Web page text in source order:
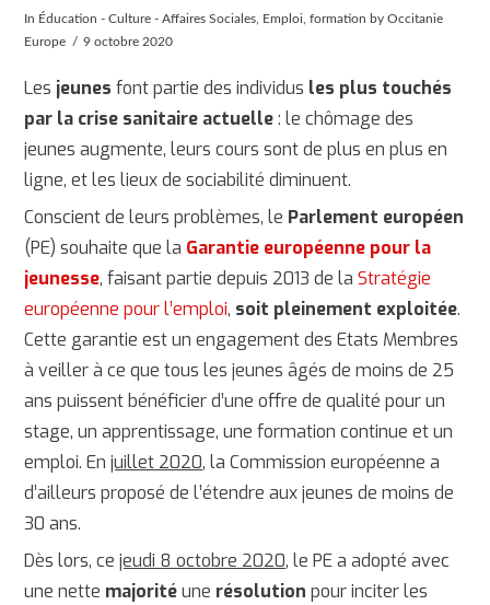
In Éducation - Culture - Affaires Sociales Emploi ,formation by Occitanie
Europe
9 octobre 2020
Les jeunes font partie des individus les plus touchés
par la crise sanitaire actuelle: le chômage des
jeunes augmente, leurs cours sont de plus en plus en
ligne, et les lieux de sociabilité diminuent.
Conscient de leurs problèmes, le Parlement européen
(PE) souhaite que la Garantie européenne pour la
jeunesse, faisant partie depuis 2013 de laStratégie
européenne pour l’emploi, soit pleinement exploitée.
Cette garantie est un engagement des Etats Membres
à veiller à ce que tous les jeunes âgés de moins de 25
ans puissent bénéficier d’une offre de qualité pour un
stage, un apprentissage, une formation continue et un
emploi. Enjuillet 2020, la Commission européenne a
d’ailleurs proposé de l’étendre aux jeunes de moins de
30 ans.
Dès lors, cejeudi 8 octobre 2020, le PE a adopté avec
une nette majoritéune résolution pour inciter les